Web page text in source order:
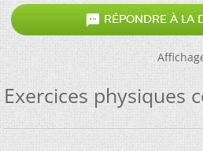
 RÉPONDRE À LA
Exercices physiques